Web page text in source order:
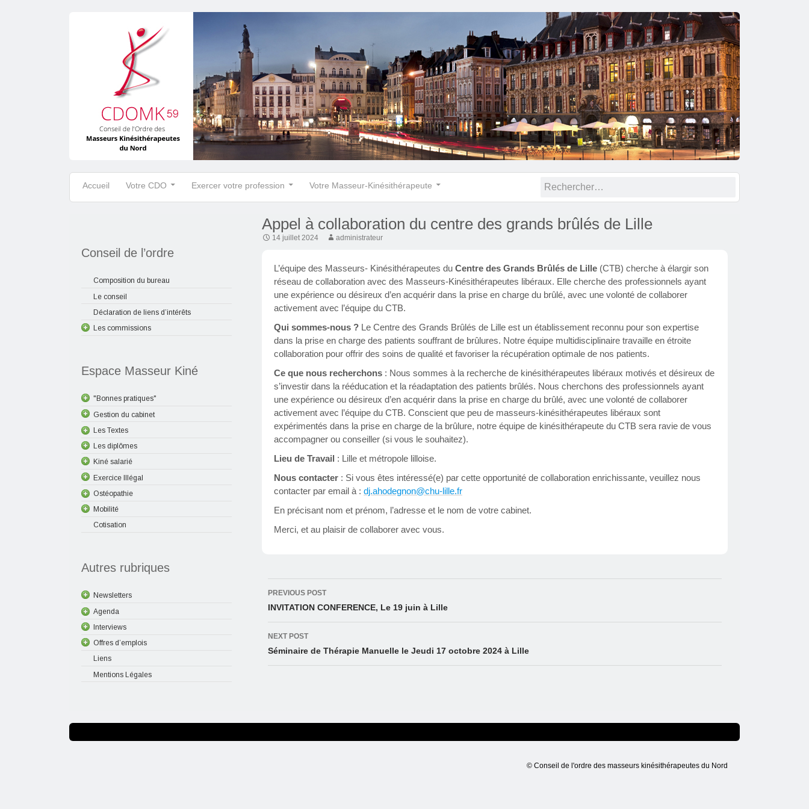
Rechercher :
Accueil Votre CDO Exercer votre profession Votre Masseur-Kinésithérapeute
Appel à collaboration du centre des grands brûlés de Lille
14 juillet 2024 administrateur
L’équipe des Masseurs- Kinésithérapeutes du Centre des Grands Brûlés de Lille (CTB) cherche à élargir son
réseau de collaboration avec des Masseurs-Kinésithérapeutes libéraux. Elle cherche des professionnels ayant
une expérience ou désireux d’en acquérir dans la prise en charge du brûlé, avec une volonté de collaborer
activement avec l’équipe du CTB.
Qui sommes-nous ? Le Centre des Grands Brûlés de Lille est un établissement reconnu pour son expertise
dans la prise en charge des patients souffrant de brûlures. Notre équipe multidisciplinaire travaille en étroite
collaboration pour offrir des soins de qualité et favoriser la récupération optimale de nos patients.
Ce que nous recherchons : Nous sommes à la recherche de kinésithérapeutes libéraux motivés et désireux de
s’investir dans la rééducation et la réadaptation des patients brûlés. Nous cherchons des professionnels ayant
une expérience ou désireux d’en acquérir dans la prise en charge du brûlé, avec une volonté de collaborer
activement avec l’équipe du CTB. Conscient que peu de masseurs-kinésithérapeutes libéraux sont
expérimentés dans la prise en charge de la brûlure, notre équipe de kinésithérapeute du CTB sera ravie de vous
accompagner ou conseiller (si vous le souhaitez).
Lieu de Travail : Lille et métropole lilloise.
Nous contacter : Si vous êtes intéressé(e) par cette opportunité de collaboration enrichissante, veuillez nous
contacter par email à : dj.ahodegnon@chu-lille.fr
En précisant nom et prénom, l’adresse et le nom de votre cabinet.
Merci, et au plaisir de collaborer avec vous.
Post
navigation
PREVIOUS POST
INVITATION CONFERENCE, Le 19 juin à Lille
NEXT POST
Séminaire de Thérapie Manuelle le Jeudi 17 octobre 2024 à Lille
Conseil de l’ordre
Composition du bureau
Le conseil
Déclaration de liens d’intérêts
Les commissions
Espace Masseur Kiné
"Bonnes pratiques"
Gestion du cabinet
Les Textes
Les diplômes
Kiné salarié
Exercice Illégal
Ostéopathie
Mobilité
Cotisation
Autres rubriques
Newsletters
Agenda
Interviews
Offres d’emplois
Liens
Mentions Légales
© Conseil de l'ordre des masseurs kinésithérapeutes du Nord